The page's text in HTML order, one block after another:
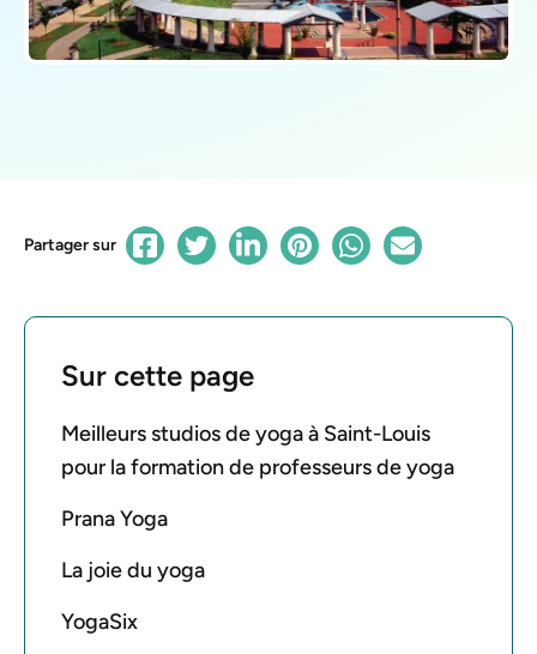
Partager sur
Sur cette page
Meilleurs studios de yoga à Saint-Louis
pour la formation de professeurs de yoga
Prana Yoga
La joie du yoga
YogaSix